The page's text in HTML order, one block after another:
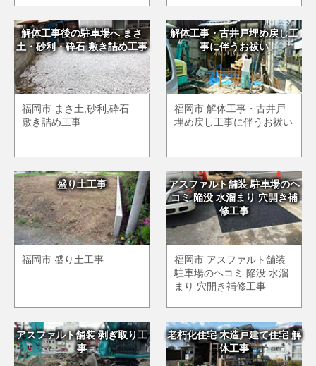
解体工事後の駐車場へ まさ
土・砂利・砕石 敷き詰め工事
福岡市 まさ土,砂利,砕石
敷き詰め工事
解体工事・古井戸埋め戻し工
事に伴うお祓い
福岡市 解体工事・古井戸
埋め戻し工事に伴うお祓い
盛り土工事
福岡市 盛り土工事
アスファルト舗装 駐車場のヘ
コミ 陥没 水溜まり 穴開き補
修工事
福岡市 アスファルト舗装
駐車場のヘコミ 陥没 水溜
まり 穴開き補修工事
アスファルト舗装 剥ぎ取り工
事
老朽化住宅 木造戸建て住宅 解
体工事